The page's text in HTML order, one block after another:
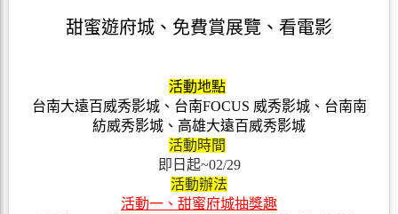
甜蜜遊府城、免費賞展覽、看電影
活動地點
台南大遠百威秀影城、台南FOCUS 威秀影城、台南南
紡威秀影城、高雄大遠百威秀影城
活動時間
即日起~02/29
活動辦法
活動一、甜蜜府城抽獎趣